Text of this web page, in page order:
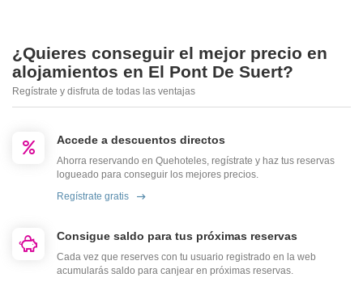
¿Quieres conseguir el mejor precio en
alojamientos en El Pont De Suert?
Regístrate y disfruta de todas las ventajas
Accede a descuentos directos
Ahorra reservando en Quehoteles, regístrate y haz tus reservas
logueado para conseguir los mejores precios.
Regístrate gratis
Consigue saldo para tus próximas reservas
Cada vez que reserves con tu usuario registrado en la web
acumularás saldo para canjear en próximas reservas.